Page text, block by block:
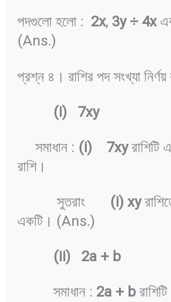
পদগুলো হলো : 2x, 3y ÷4x
(Ans.)
প্রশ্ন ৪। রাশির পদ সংখ্যা
(i) 7xy
সমাধান : (i) 7xyরাশিটি
রাশি।
সুতরাং (i) xy
একটি। (Ans.)
(ii) 2a + b
সমাধান : 2a + b